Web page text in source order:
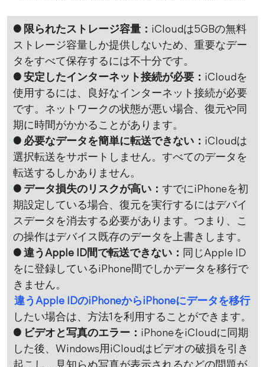
● 限られたストレージ容量： iCloudは5GBの無料
ストレージ容量しか提供しないため、重要なデー
タをすべて保存するには不十分です。
● 安定したインターネット接続が必要： iCloudを
使用するには、良好なインターネット接続が必要
です。ネットワークの状態が悪い場合、復元や同
期に時間がかかることがあります。
● 必要なデータを簡単に転送できない： iCloudは
選択転送をサポートしません。すべてのデータを
転送するしかありません。
● データ損失のリスクが高い： すでにiPhoneを初
期設定している場合、復元を実行するにはデバイ
スデータを消去する必要があります。つまり、こ
の操作はデバイス既存のデータを上書きします。
● 違うApple ID間で転送できない： 同じApple ID
をに登録しているiPhone間でしかデータを移行で
きません。
違うApple IDのiPhoneからiPhoneにデータを移行
したい場合は、方法1を利用することができます。
● ビデオと写真のエラー： iPhoneをiCloudに同期
した後、Windows用iCloudはビデオの破損を引き